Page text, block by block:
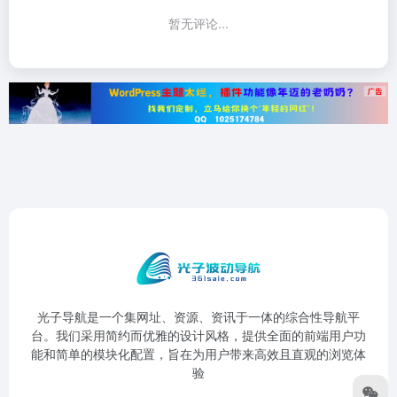
暂无评论...
光子导航是一个集网址、资源、资讯于一体的综合性导航平
台。我们采用简约而优雅的设计风格，提供全面的前端用户功
能和简单的模块化配置，旨在为用户带来高效且直观的浏览体
验